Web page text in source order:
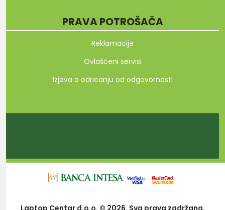
PRAVA POTROŠAČA
Reklamacije
Ovlašćeni servisi
Izjava o odricanju od odgovornosti
Laptop Centar d.o.o. © 2026. Sva prava zadržana.